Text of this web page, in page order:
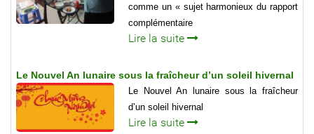
comme un « sujet harmonieux du rapport
complémentaire
Lire la suite
Le Nouvel An lunaire sous la fraîcheur d’un soleil hivernal
Le Nouvel An lunaire sous la fraîcheur
d’un soleil hivernal
Lire la suite